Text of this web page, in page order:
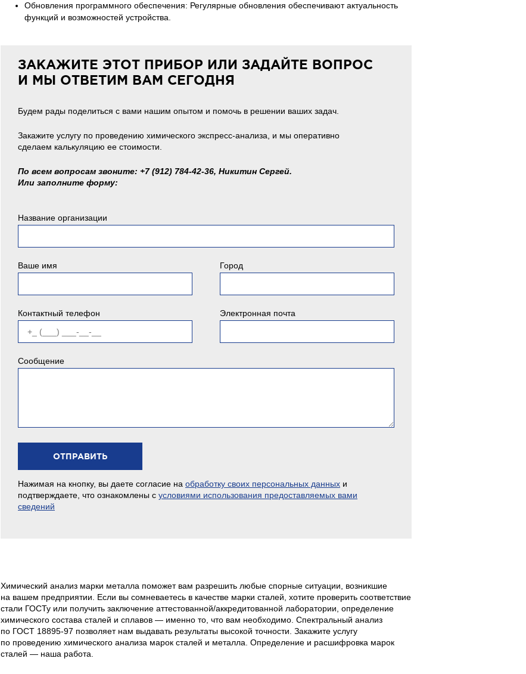
Обновления программного обеспечения: Регулярные обновления обеспечивают актуальность
функций и возможностей устройства.
ЗАКАЖИТЕ ЭТОТ ПРИБОР ИЛИ ЗАДАЙТЕ ВОПРОС
И МЫ ОТВЕТИМ ВАМ СЕГОДНЯ
Будем рады поделиться с вами нашим опытом и помочь в решении ваших задач.
Закажите услугу по проведению химического экспресс-анализа, и мы оперативно
сделаем калькуляцию ее стоимости.
По всем вопросам звоните: +7 (912) 784-42-36, Никитин Сергей.
Или заполните форму:
Название организации
Ваше имя Город
Контактный телефон Электронная почта
Сообщение
Нажимая на кнопку, вы даете согласие на обработку своих персональных данных и
подтверждаете, что ознакомлены с условиями использования предоставляемых вами
сведений
Химический анализ марки металла поможет вам разрешить любые спорные ситуации, возникшие
на вашем предприятии. Если вы сомневаетесь в качестве марки сталей, хотите проверить соответствие
стали ГОСТу или получить заключение аттестованной/аккредитованной лаборатории, определение
химического состава сталей и сплавов — именно то, что вам необходимо. Спектральный анализ
по ГОСТ 18895-97 позволяет нам выдавать результаты высокой точности. Закажите услугу
по проведению химического анализа марок сталей и металла. Определение и расшифровка марок
сталей — наша работа.